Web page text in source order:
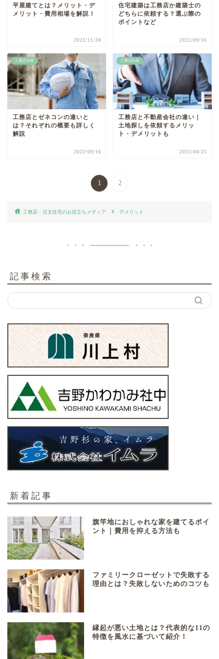
平屋建てとは？メリット・デ
メリット・費用相場を解説！
2022/11/28
住宅建築は工務店か建築士の
どちらに依頼する？選ぶ際の
ポイントなど
2022/09/16
工務店比較
工務店とゼネコンの違いと
は？それぞれの概要も詳しく
解説
2022/09/16
工務店比較
工務店と不動産会社の違い｜
土地探しを依頼するメリッ
ト・デメリットも
2022/08/25
1 2
工務店・注文住宅のお役立ちメディア デメリット
記事検索
新着記事
旗竿地におしゃれな家を建てるポイ
ント｜費用を抑える方法も
ファミリークローゼットで失敗する
理由とは？失敗しないためのコツも
縁起が悪い土地とは？代表的な11の
特徴を風水に基づいて紹介！